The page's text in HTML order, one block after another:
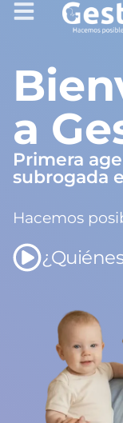
a
Primera
subrogada
Hacemos